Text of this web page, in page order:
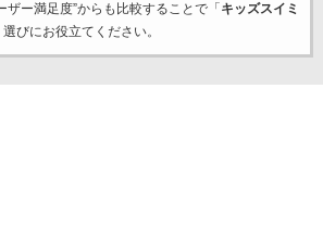
ザー満足度”からも比較することで「 キッズスイミ
選びにお役立てください。